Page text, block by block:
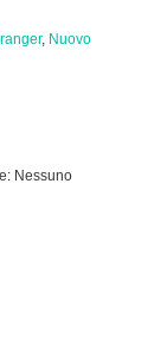
, Nuovo
Nessuno